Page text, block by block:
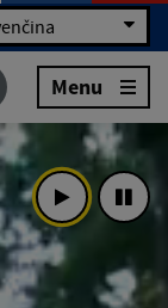
Menu